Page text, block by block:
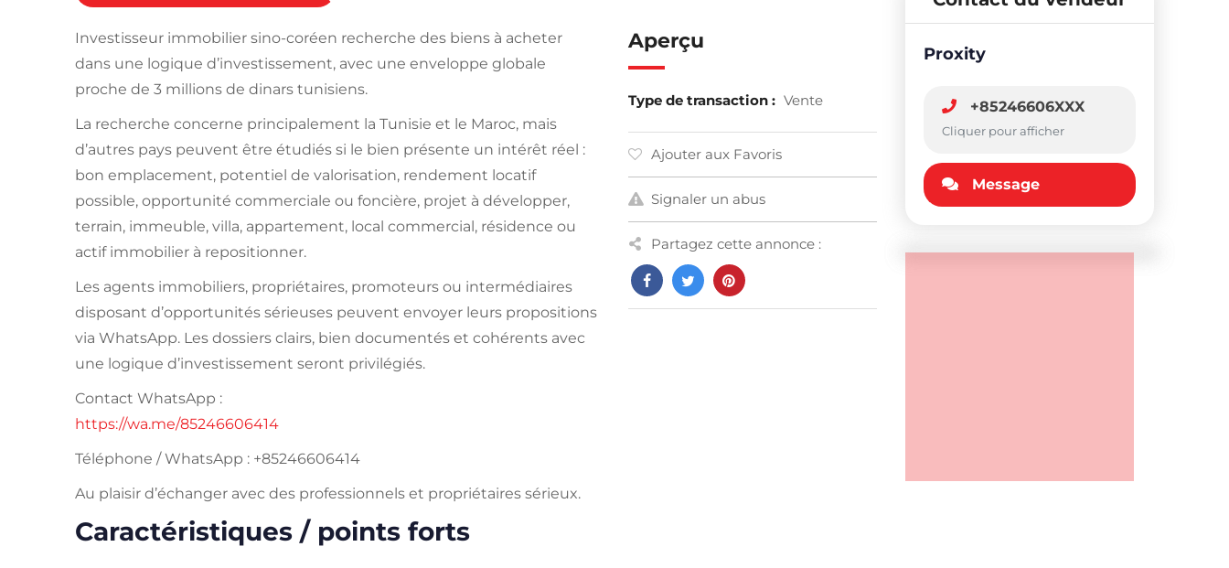
Investisseur immobilier sino-coréen recherche des biens à acheter
dans une logique d’investissement, avec une enveloppe globale
proche de 3 millions de dinars tunisiens.
La recherche concerne principalement la Tunisie et le Maroc, mais
d’autres pays peuvent être étudiés si le bien présente un intérêt réel :
bon emplacement, potentiel de valorisation, rendement locatif
possible, opportunité commerciale ou foncière, projet à développer,
terrain, immeuble, villa, appartement, local commercial, résidence ou
actif immobilier à repositionner.
Les agents immobiliers, propriétaires, promoteurs ou intermédiaires
disposant d’opportunités sérieuses peuvent envoyer leurs propositions
via WhatsApp. Les dossiers clairs, bien documentés et cohérents avec
une logique d’investissement seront privilégiés.
Contact WhatsApp :
https://wa.me/85246606414
Téléphone / WhatsApp : +85246606414
Au plaisir d’échanger avec des professionnels et propriétaires sérieux.
Caractéristiques / points forts
Aperçu
Type de transaction : Vente
Ajouter aux Favoris
Signaler un abus
Partagez cette annonce :
Proxity
+85246606XXX
Cliquer pour afficher
Message